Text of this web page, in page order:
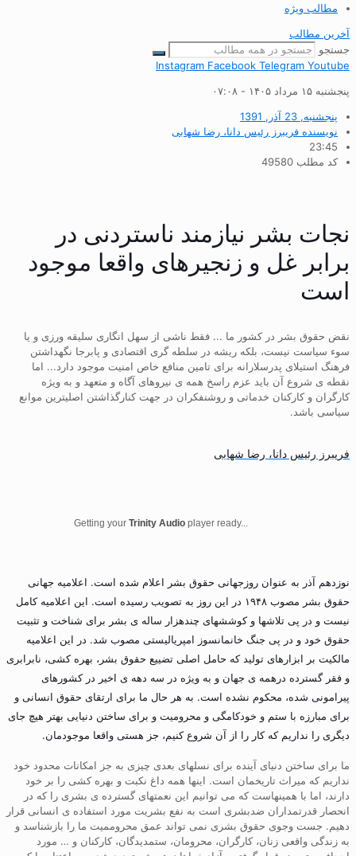
مطالب ویژه
آخرین مطالب
جستجو
Instagram Facebook Telegram Youtube
پنجشنبه ۱۵ مرداد ۱۴۰۵ - ۰۷:۰۸
پنجشنبه, 23 آذر, 1391
نویسنده فریبرز رئیس دانا، رضا شهابی
23:45
کد مطلب 49580
نجات بشر نیازمند ناستردنی در
برابر غل و زنجیرهای واقعا موجود
است
نقض حقوق بشر در کشور ما ... فقط ناشی از سهل انگاری سلیقه ورزی و یا
سوء سیاست نیست، بلکه ریشه در سلطه گری اقتصادی و پابرجا نگهداشتن
فرهنگ استیلای پدرسلارانه برای تامین منافع خاص امنیت موجود دارد... اما
نقطه ی شروع آن باید عزم راسخ همه ی نیروهای آگاه و متعهد و به ویژه
کارگران و کارکنان خدماتی و روشنفکران در جهت کنارگذاشتن اصلیترین موانع
سیاسی باشد.
فریبرز رئیس دانا، رضا شهابی
Getting your Trinity Audio player ready...
نوزدهم آذر به عنوان روزجهانی حقوق بشر اعلام شده است. اعلامیه جهانی
حقوق بشر مصوب ۱۹۴۸ در این روز به تصویب رسیده است. این اعلامیه کامل
نیست و در پی تلاشها و کوششهای چندهزار ساله ی بشر برای شناخت و تثبیت
حقوق خود و در پی جنگ خانمانسوز امپریالیستی مصوب شد. در این اعلامیه
مالکیت بر ابزارهای تولید که حامل اصلی تضییع حقوق بشر، بهره کشی، نابرابری
و فقر گسترده درهمه ی جهان و به ویژه در سه دهه ی اخیر در کشورهای
پیرامونی شده، محکوم نشده است. به هر حال ما برای ارتقای حقوق انسانی و
برای مبارزه با ستم و خودکامگی و محرومیت و برای ساختن دنیایی بهتر هیچ جای
دیگری را نداریم که کار را از آن شروع کنیم، جز هستی واقعا موجودمان.
ما برای ساختن دنیای آینده برای نسلهای بعدی چیزی به جز امکانات محدود خود
نداریم که میراث تاریخمان است. اینها همه داغ نکبت و بهره کشی را بر خود
دارند، اما با همینهاست که می توانیم این نعمتهای گسترده ی بشری را که در
انحصار قدرتمداران ضدبشری است به نفع بشریت مورد استفاده ی انسانی قرار
دهیم. جست وجوی حقوق بشری نمی تواند عمق محروممیت ما را بازشناسد و
به زندگی واقعی زنان، کارگران، محرومان، ستمدیدگان، کارکنان و … مورد